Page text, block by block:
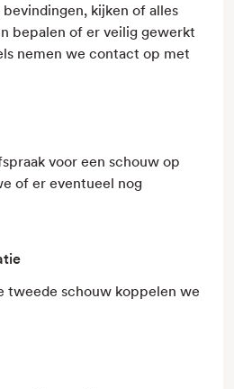
kijken of alles
bepalen of er veilig gewerkt
nemen we contact op met
voor een schouw op
of er eventueel nog
tweede schouw koppelen we